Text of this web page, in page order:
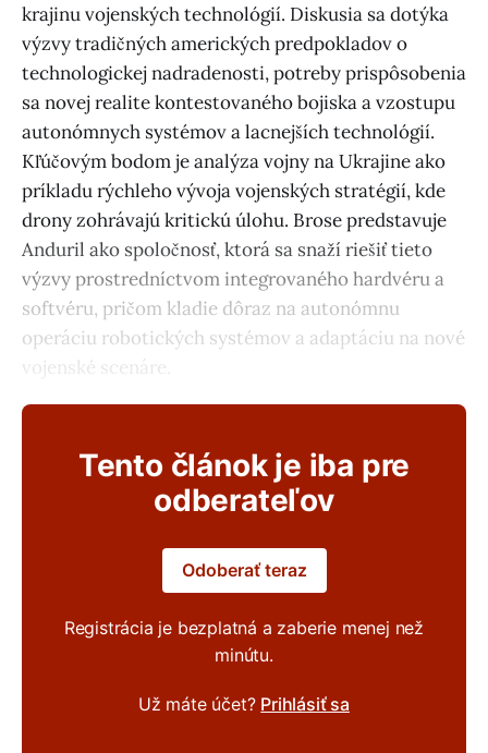
krajinu vojenských technológií. Diskusia sa dotýka
výzvy tradičných amerických predpokladov o
technologickej nadradenosti, potreby prispôsobenia
sa novej realite kontestovaného bojiska a vzostupu
autonómnych systémov a lacnejších technológií.
Kľúčovým bodom je analýza vojny na Ukrajine ako
príkladu rýchleho vývoja vojenských stratégií, kde
drony zohrávajú kritickú úlohu. Brose predstavuje
Anduril ako spoločnosť, ktorá sa snaží riešiť tieto
výzvy prostredníctvom integrovaného hardvéru a
softvéru, pričom kladie dôraz na autonómnu
operáciu robotických systémov a adaptáciu na nové
vojenské scenáre.
Tento článok je iba pre
odberateľov
Odoberať teraz
Registrácia je bezplatná a zaberie menej než
minútu.
Už máte účet? Prihlásiť sa